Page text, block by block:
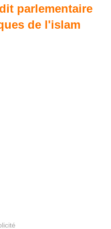
parlementaire
de l'islam